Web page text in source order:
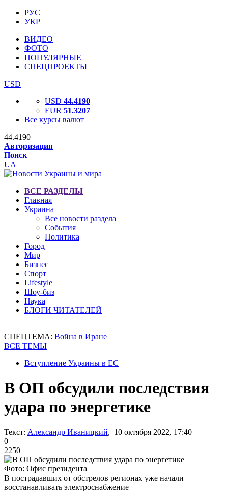
РУС
УКР
ВИДЕО
ФОТО
ПОПУЛЯРНЫЕ
СПЕЦПРОЕКТЫ
USD
USD 44.4190
EUR 51.3207
Все курсы валют
44.4190
Авторизация
Поиск
UA
ВСЕ РАЗДЕЛЫ
Главная
Украина
Все новости раздела
События
Политика
Город
Мир
Бизнес
Спорт
Lifestyle
Шоу-биз
Наука
БЛОГИ ЧИТАТЕЛЕЙ
СПЕЦТЕМА: Война в Иране
ВСЕ ТЕМЫ
Вступление Украины в ЕС
В ОП обсудили последствия
удара по энергетике
Текст: Александр Иваницкий, 10 октября 2022, 17:40
0
2250
Фото: Офис президента
В пострадавших от обстрелов регионах уже начали
восстанавливать электроснабжение